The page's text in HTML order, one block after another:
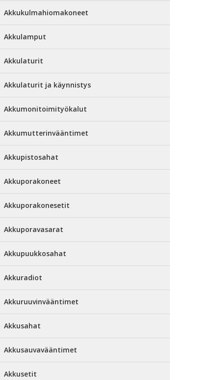
Akkukulmahiomakoneet
Akkulamput
Akkulaturit
Akkulaturit ja käynnistys
Akkumonitoimityökalut
Akkumutterinvääntimet
Akkupistosahat
Akkuporakoneet
Akkuporakonesetit
Akkuporavasarat
Akkupuukkosahat
Akkuradiot
Akkuruuvinvääntimet
Akkusahat
Akkusauvavääntimet
Akkusetit